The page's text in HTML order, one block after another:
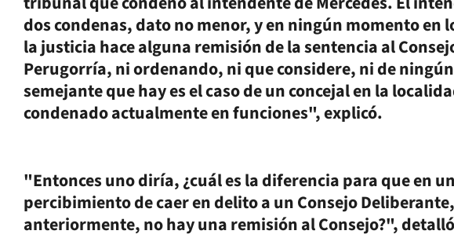
dos condenas, dato no menor, y en ningún momento en
la justicia hace alguna remisión de la sentencia al
Perugorría, ni ordenando, ni que considere, ni de
semejante que hay es el caso de un concejal en la
condenado actualmente en funciones", explicó.
"Entonces uno diría, ¿cuál es la diferencia para que en
percibimiento de caer en delito a un Consejo
anteriormente, no hay una remisión al Consejo?",